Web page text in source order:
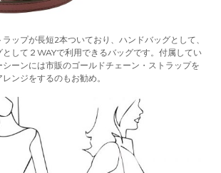
ップが長短2本ついており、ハンドバッグとして、
として２WAYで利用できるバッグです。付属してい
シーンには市販のゴールドチェーン・ストラップを
ンジをするのもお勧め。